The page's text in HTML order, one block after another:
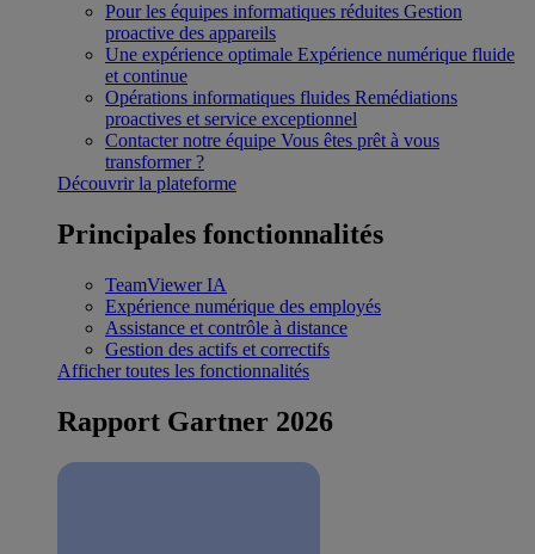
Pour les équipes informatiques réduites Gestion
proactive des appareils
Une expérience optimale Expérience numérique fluide
et continue
Opérations informatiques fluides Remédiations
proactives et service exceptionnel
Contacter notre équipe Vous êtes prêt à vous
transformer ?
Découvrir la plateforme
Principales fonctionnalités
TeamViewer IA
Expérience numérique des employés
Assistance et contrôle à distance
Gestion des actifs et correctifs
Afficher toutes les fonctionnalités
Rapport Gartner 2026